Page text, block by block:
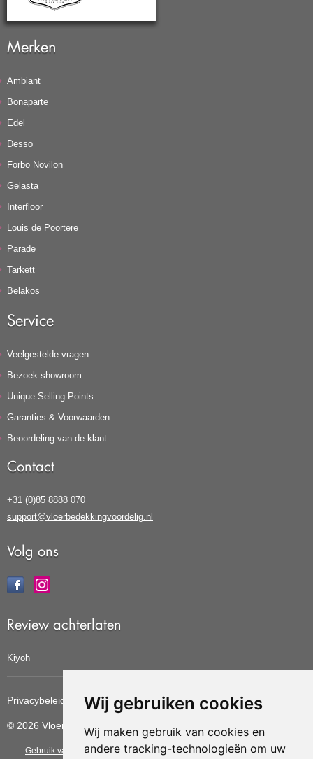
Wij gebruiken cookies
Wij maken gebruik van cookies en
andere tracking-technologieën om uw
Merken
Ambiant
Bonaparte
Edel
Desso
Forbo Novilon
Gelasta
Interfloor
Louis de Poortere
Parade
Tarkett
Belakos
Service
Veelgestelde vragen
Bezoek showroom
Unique Selling Points
Garanties & Voorwaarden
Beoordeling van de klant
Contact
+31 (0)85 8888 070
support@vloerbedekkingvoordelig.nl
Volg ons
Review achterlaten
Kiyoh
Privacybeleid Cookiebeleid Update cookies voorkeuren
© 2026 Vloerbedekkingvoordelig
Gebruik van deze site betekent dat u dealgemene voorwaarden van CBW